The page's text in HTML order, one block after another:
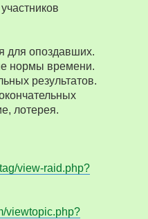
для опоздавших.
нормы времени.
результатов.
лотерея.
view-raid.php?
viewtopic.php?